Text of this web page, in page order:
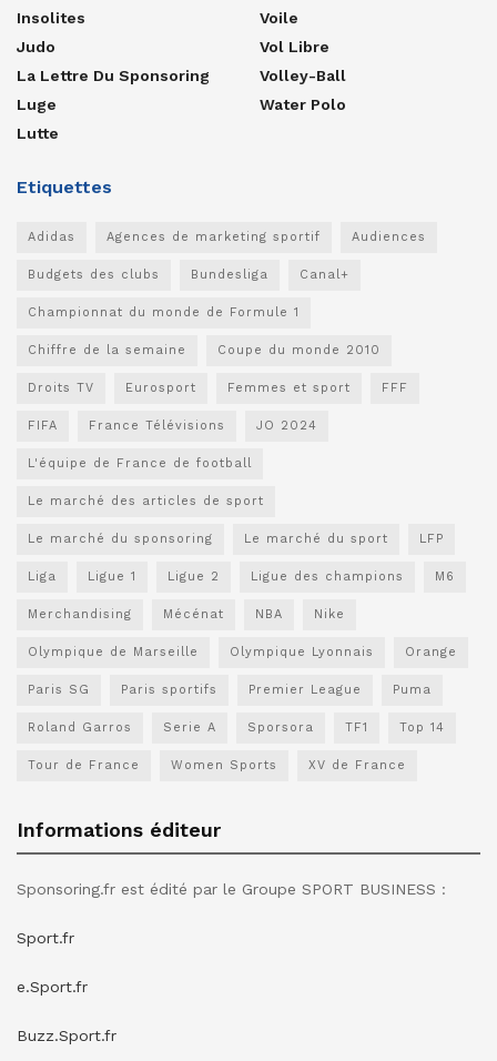
Insolites
Judo
La Lettre Du Sponsoring
Luge
Lutte
Voile
Vol Libre
Volley-Ball
Water Polo
Etiquettes
Adidas Agences de marketing sportif Audiences
Budgets des clubs Bundesliga Canal+
Championnat du monde de Formule 1
Chiffre de la semaine Coupe du monde 2010
Droits TV Eurosport Femmes et sport FFF
FIFA France Télévisions JO 2024
L'équipe de France de football
Le marché des articles de sport
Le marché du sponsoring Le marché du sport LFP
Liga Ligue 1 Ligue 2 Ligue des champions M6
Merchandising Mécénat NBA Nike
Olympique de Marseille Olympique Lyonnais Orange
Paris SG Paris sportifs Premier League Puma
Roland Garros Serie A Sporsora TF1 Top 14
Tour de France Women Sports XV de France
Informations éditeur
Sponsoring.fr est édité par le Groupe SPORT BUSINESS :
Sport.fr
e.Sport.fr
Buzz.Sport.fr